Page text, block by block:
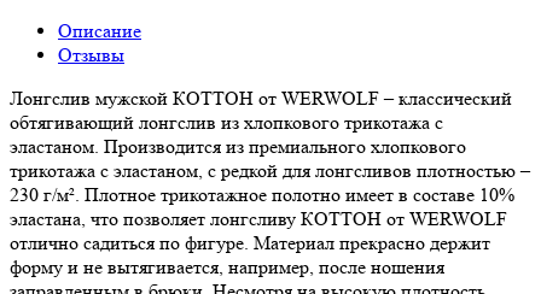
Описание
Отзывы
Лонгслив мужской КОТТОН от WERWOLF – классический
обтягивающий лонгслив из хлопкового трикотажа с
эластаном. Производится из премиального хлопкового
трикотажа с эластаном, с редкой для лонгсливов плотностью –
230 г/м². Плотное трикотажное полотно имеет в составе 10%
эластана, что позволяет лонгсливу КОТТОН от WERWOLF
отлично садиться по фигуре. Материал прекрасно держит
форму и не вытягивается, например, после ношения